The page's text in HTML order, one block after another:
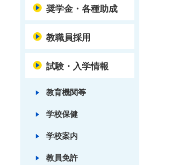
奨学金・各種助成
教職員採用
試験・入学情報
教育機関等
学校保健
学校案内
教員免許